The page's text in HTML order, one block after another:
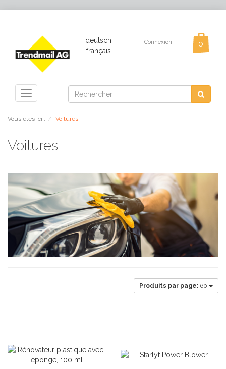
deutsch
français
Connexion
Toggle
navigation
Vous êtes ici:: Voitures
Voitures
Produits par page: 60